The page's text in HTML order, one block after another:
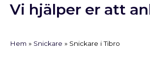
Vi hjälper er att
Hem » Snickare » Snickare i Tibro